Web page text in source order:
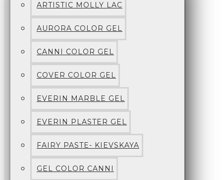
ARTISTIC MOLLY LAC
AURORA COLOR GEL
CANNI COLOR GEL
COVER COLOR GEL
EVERIN MARBLE GEL
EVERIN PLASTER GEL
FAIRY PASTE- KIEVSKAYA
GEL COLOR CANNI